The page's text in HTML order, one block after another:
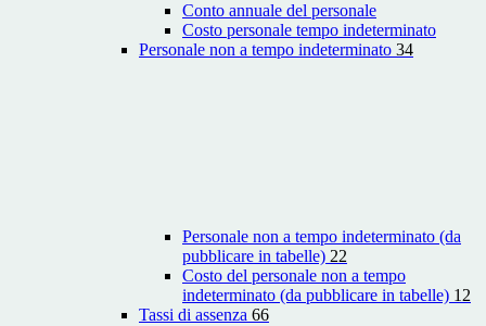
Conto annuale del personale
Costo personale tempo indeterminato
Personale non a tempo indeterminato 34
Personale non a tempo indeterminato (da
pubblicare in tabelle) 22
Costo del personale non a tempo
indeterminato (da pubblicare in tabelle) 12
Tassi di assenza 66